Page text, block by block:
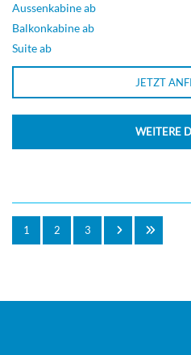
Aussenkabine ab
Balkonkabine ab
Suite ab
JETZT
WEITERE
1 2 3